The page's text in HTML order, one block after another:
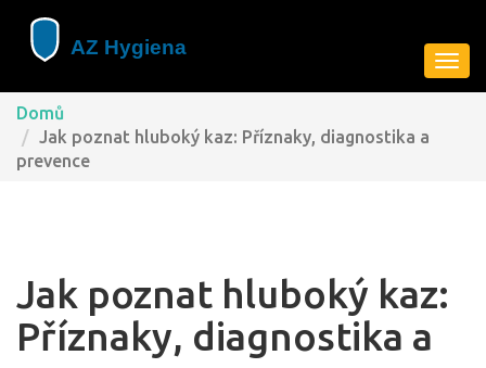
Domů
Jak poznat hluboký kaz: Příznaky, diagnostika a
prevence
Jak poznat hluboký kaz:
Příznaky, diagnostika a